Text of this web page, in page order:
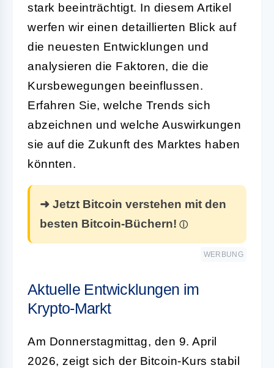
stark beeinträchtigt. In diesem Artikel
werfen wir einen detaillierten Blick auf
die neuesten Entwicklungen und
analysieren die Faktoren, die die
Kursbewegungen beeinflussen.
Erfahren Sie, welche Trends sich
abzeichnen und welche Auswirkungen
sie auf die Zukunft des Marktes haben
könnten.
➜ Jetzt Bitcoin verstehen mit den
besten Bitcoin-Büchern!
WERBUNG
Aktuelle Entwicklungen im
Krypto-Markt
Am Donnerstagmittag, den 9. April
2026, zeigt sich der Bitcoin-Kurs stabil